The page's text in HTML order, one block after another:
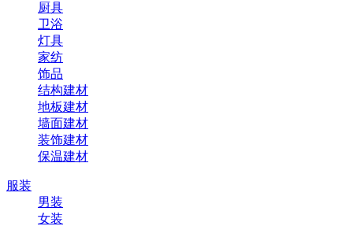
厨具
卫浴
灯具
家纺
饰品
结构建材
地板建材
墙面建材
装饰建材
保温建材
服装
男装
女装